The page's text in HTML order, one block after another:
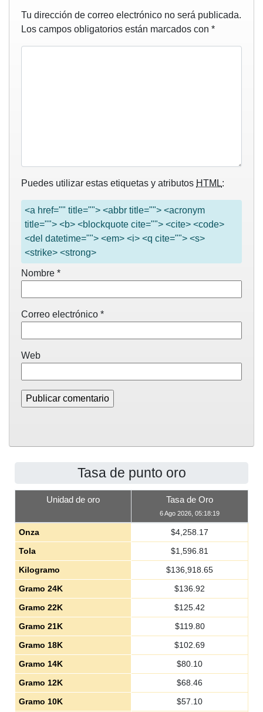
Tu dirección de correo electrónico no será publicada.
Los campos obligatorios están marcados con *
Puedes utilizar estas etiquetas y atributos HTML:
<a href="" title=""> <abbr title=""> <acronym
title=""> <b> <blockquote cite=""> <cite> <code>
<del datetime=""> <em> <i> <q cite=""> <s>
<strike> <strong>
Nombre *
Correo electrónico *
Web
Tasa de punto oro
Unidad de oro Tasa de Oro
6 Ago 2026, 05:18:19
Onza $4,258.17
Tola
$1,596.81
Kilogramo
$136,918.65
Gramo 24K
$136.92
Gramo 22K
$125.42
Gramo 21K
$119.80
Gramo 18K
$102.69
Gramo 14K
$80.10
Gramo 12K
$68.46
Gramo 10K
$57.10